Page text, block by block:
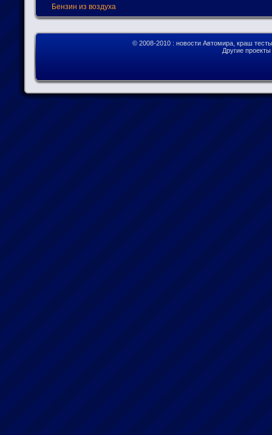
Бензин из воздуха
© 2008-2010 : новости Автомира, краш
Другие проекты